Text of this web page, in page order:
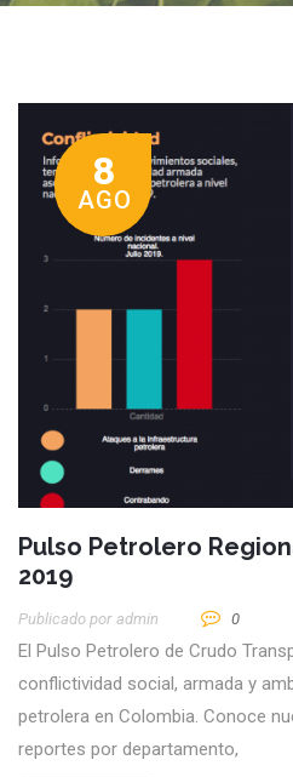
8
AGO
Pulso Petrolero
2019
Publicado por Admin 0
El Pulso Petrolero de Crudo
conflictividad social, armada y
petrolera en Colombia. Conoce
reportes por departamento,